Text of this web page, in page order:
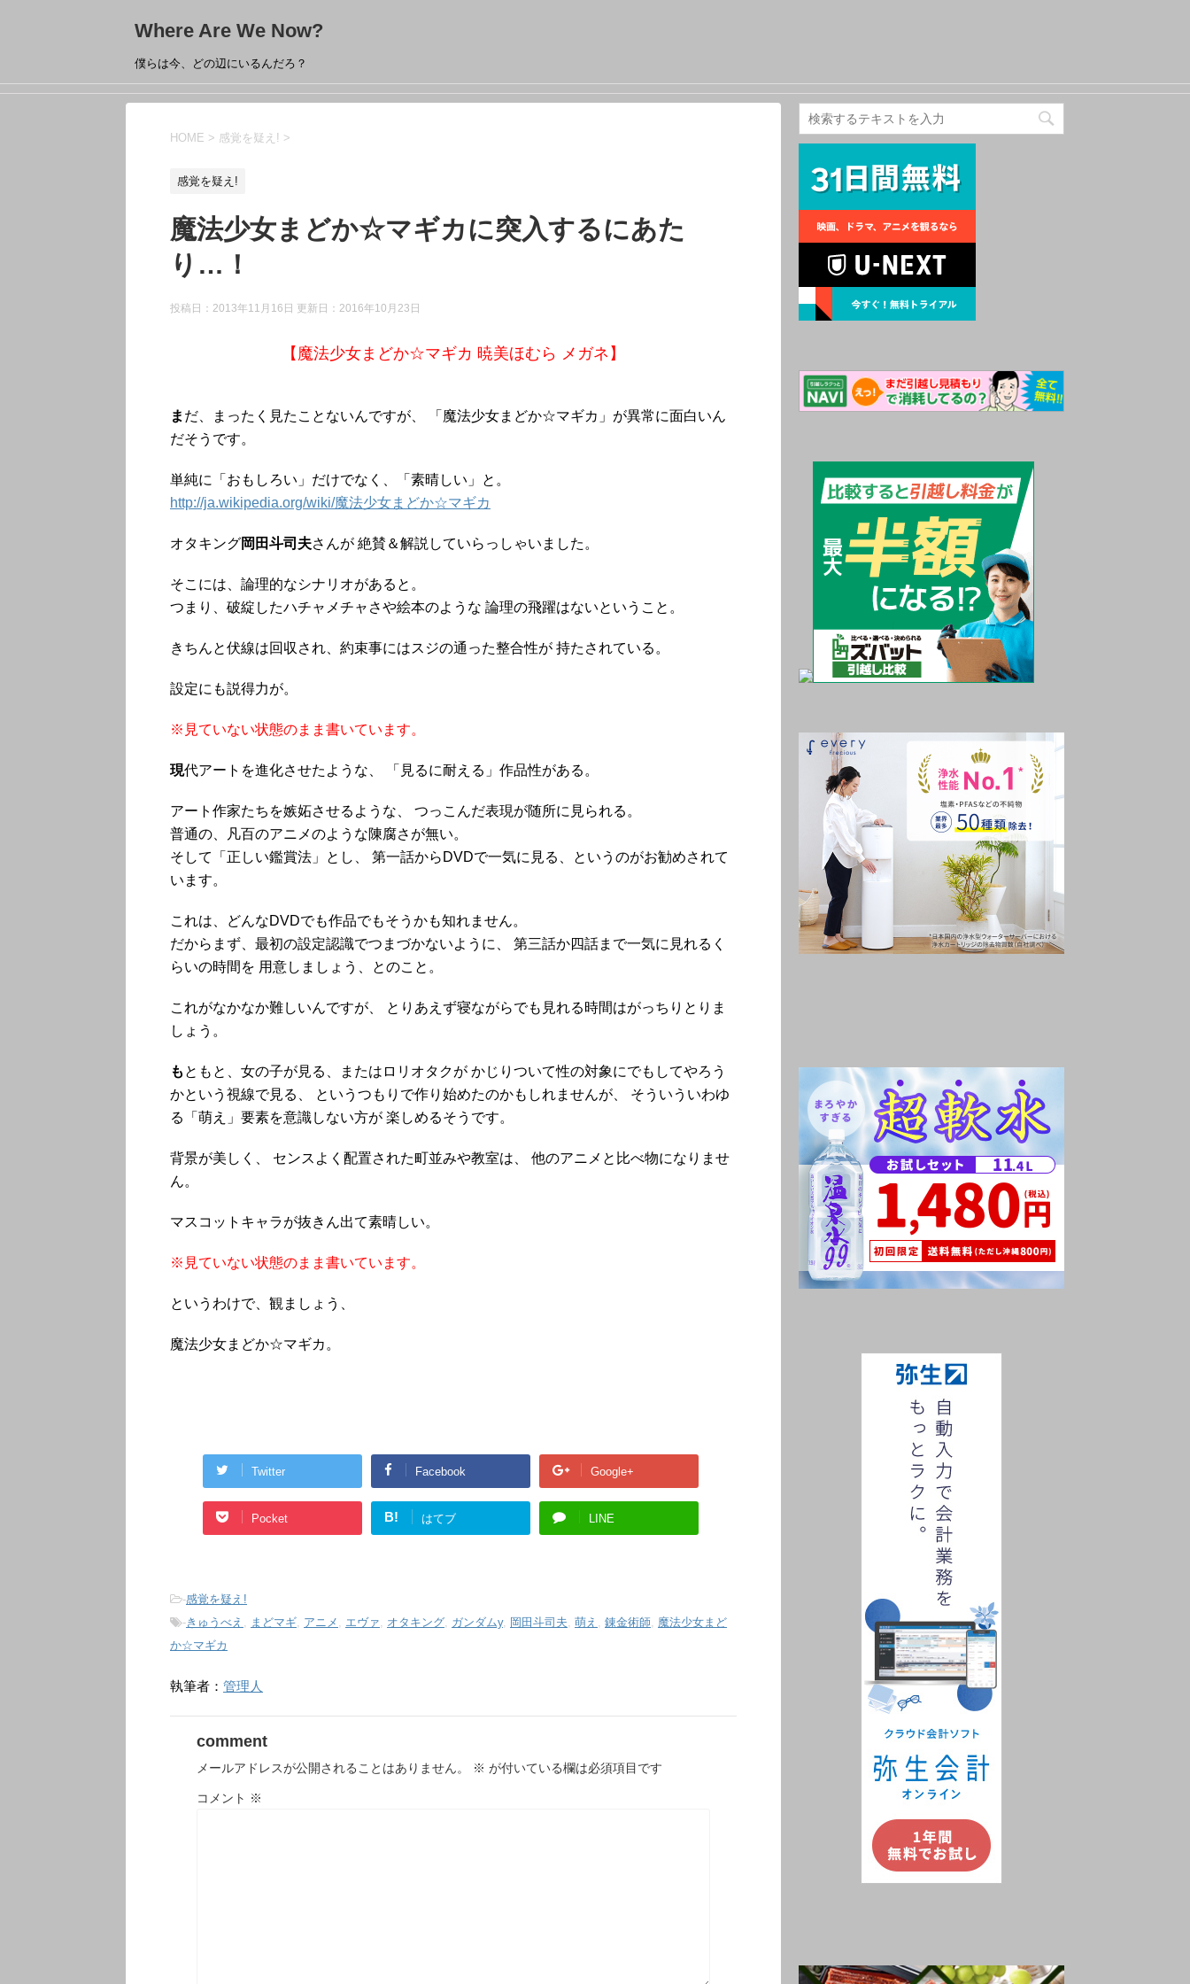
Where Are We Now?
僕らは今、どの辺にいるんだろ？
HOME > 感覚を疑え! >
感覚を疑え!
魔法少女まどか☆マギカに突入するにあた
り…！
投稿日：2013年11月16日 更新日： 2016年10月23日
【魔法少女まどか☆マギカ 暁美ほむら メガネ】
ま だ、まったく見たことないんですが、 「魔法少女まどか☆マギカ」が異常に面白いん
だそうです。
単純に「おもしろい」だけでなく、「素晴しい」と。
http://ja.wikipedia.org/wiki/魔法少女まどか☆マギカ
オタキング岡田斗司夫さんが 絶賛＆解説していらっしゃいました。
そこには、論理的なシナリオがあると。
つまり、破綻したハチャメチャさや絵本のような 論理の飛躍はないということ。
きちんと伏線は回収され、約束事にはスジの通った整合性が 持たされている。
設定にも説得力が。
※見ていない状態のまま書いています。
現代アートを進化させたような、 「見るに耐える」作品性がある。
アート作家たちを嫉妬させるような、 つっこんだ表現が随所に見られる。
普通の、凡百のアニメのような陳腐さが無い。
そして「正しい鑑賞法」とし、 第一話からDVDで一気に見る、というのがお勧めされて
います。
これは、どんなDVDでも作品でもそうかも知れません。
だからまず、最初の設定認識でつまづかないように、 第三話か四話まで一気に見れるく
らいの時間を 用意しましょう、とのこと。
これがなかなか難しいんですが、 とりあえず寝ながらでも見れる時間はがっちりとりま
しょう。
も ともと、女の子が見る、またはロリオタクが かじりついて性の対象にでもしてやろう
かという視線で見る、 というつもりで作り始めたのかもしれませんが、 そういういわゆ
る「萌え」要素を意識しない方が 楽しめるそうです。
背景が美しく、 センスよく配置された町並みや教室は、 他のアニメと比べ物になりませ
ん。
マスコットキャラが抜きん出て素晴しい。
※見ていない状態のまま書いています。
というわけで、観ましょう、
魔法少女まどか☆マギカ。
Twitter Facebook Google+
Pocket B! はてブ LINE
-感覚を疑え!
-きゅうべえ , まどマギ, アニメ , エヴァ, オタキング, ガンダムy, 岡田斗司夫, 萌え , 錬金術師, 魔法少女まど
か☆マギカ
執筆者： 管理人
comment
メールアドレスが公開されることはありません。 ※ が付いている欄は必須項目です
コメント ※